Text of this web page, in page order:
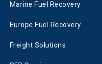
Marine Fuel Recovery
Europe Fuel Recovery
Freight Solutions